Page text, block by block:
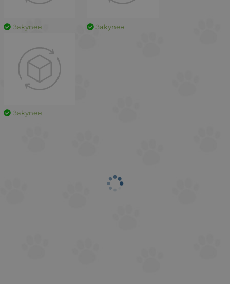
Закупен Закупен
Закупен